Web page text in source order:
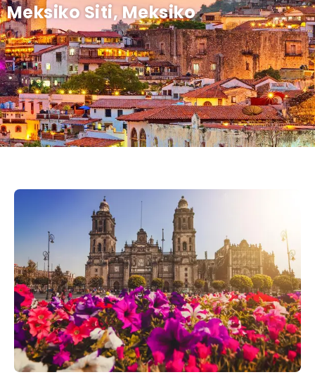
Meksiko Siti, Meksiko